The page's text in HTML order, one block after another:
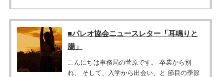
■パレオ協会ニュースレター「耳鳴りと
腸」
こんにちは事務局の菅原です。 卒業から別
れ、 そして、入学から出会い、と 節目の季節